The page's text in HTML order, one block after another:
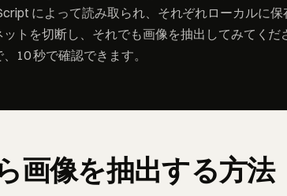
によって読み取られ、それぞれローカルに
トを切断し、それでも画像を抽出してみてく
10 秒で確認できます。
画像を抽出する方法